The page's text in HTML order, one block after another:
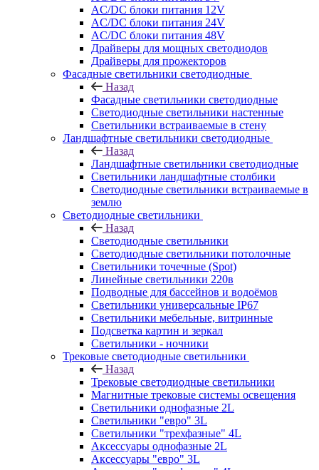
AC/DC блоки питания 12V
AC/DC блоки питания 24V
AC/DC блоки питания 48V
Драйверы для мощных светодиодов
Драйверы для прожекторов
Фасадные светильники светодиодные
Назад
Фасадные светильники светодиодные
Светодиодные светильники настенные
Светильники встраиваемые в стену
Ландшафтные светильники светодиодные
Назад
Ландшафтные светильники светодиодные
Светильники ландшафтные столбики
Светодиодные светильники встраиваемые в
землю
Светодиодные светильники
Назад
Светодиодные светильники
Светодиодные светильники потолочные
Светильники точечные (Spot)
Линейные светильники 220в
Подводные для бассейнов и водоёмов
Светильники универсальные IP67
Светильники мебельные, витринные
Подсветка картин и зеркал
Светильники - ночники
Трековые светодиодные светильники
Назад
Трековые светодиодные светильники
Магнитные трековые системы освещения
Светильники однофазные 2L
Светильники "евро" 3L
Светильники "трехфазные" 4L
Аксессуары однофазные 2L
Аксессуары "евро" 3L